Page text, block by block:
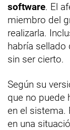
software. El
miembro del
realizarla.
habría sellado
sin ser cierto.
Según su
que no puede
en el sistema.
en una